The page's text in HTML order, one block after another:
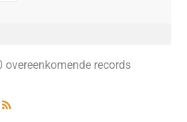
overeenkomende records